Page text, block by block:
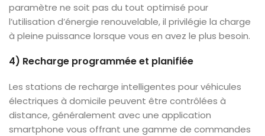
paramètre ne soit pas du tout optimisé pour
l’utilisation d’énergie renouvelable, il privilégie la charge
à pleine puissance lorsque vous en avez le plus besoin.
4) Recharge programmée et planifiée
Les stations de recharge intelligentes pour véhicules
électriques à domicile peuvent être contrôlées à
distance, généralement avec une application
smartphone vous offrant une gamme de commandes